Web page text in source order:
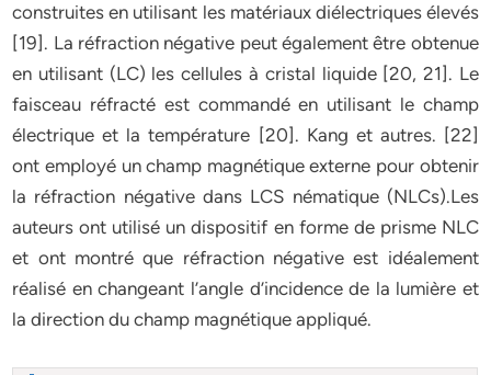
construites en utilisant les matériaux diélectriques élevés
[19]. La réfraction négative peut également être obtenue
en utilisant (LC) les cellules à cristal liquide [20, 21]. Le
faisceau réfracté est commandé en utilisant le champ
électrique et la température [20]. Kang et autres. [22]
ont employé un champ magnétique externe pour obtenir
la réfraction négative dans LCS nématique (NLCs).Les
auteurs ont utilisé un dispositif en forme de prisme NLC
et ont montré que réfraction négative est idéalement
réalisé en changeant l’angle d’incidence de la lumière et
la direction du champ magnétique appliqué.